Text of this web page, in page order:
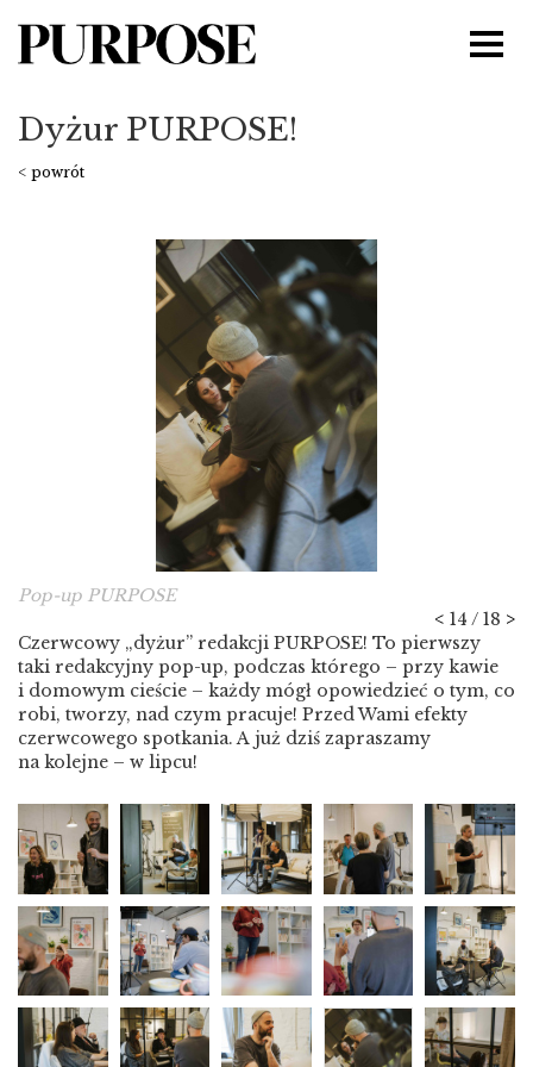
Dyżur PURPOSE!
< powrót
Pop-up PURPOSE
< 14 / 18 >
Czerwcowy „dyżur” redakcji PURPOSE! To pierwszy
taki redakcyjny pop-up, podczas którego – przy kawie
i domowym cieście – każdy mógł opowiedzieć o tym, co
robi, tworzy, nad czym pracuje! Przed Wami efekty
czerwcowego spotkania. A już dziś zapraszamy
na kolejne – w lipcu!